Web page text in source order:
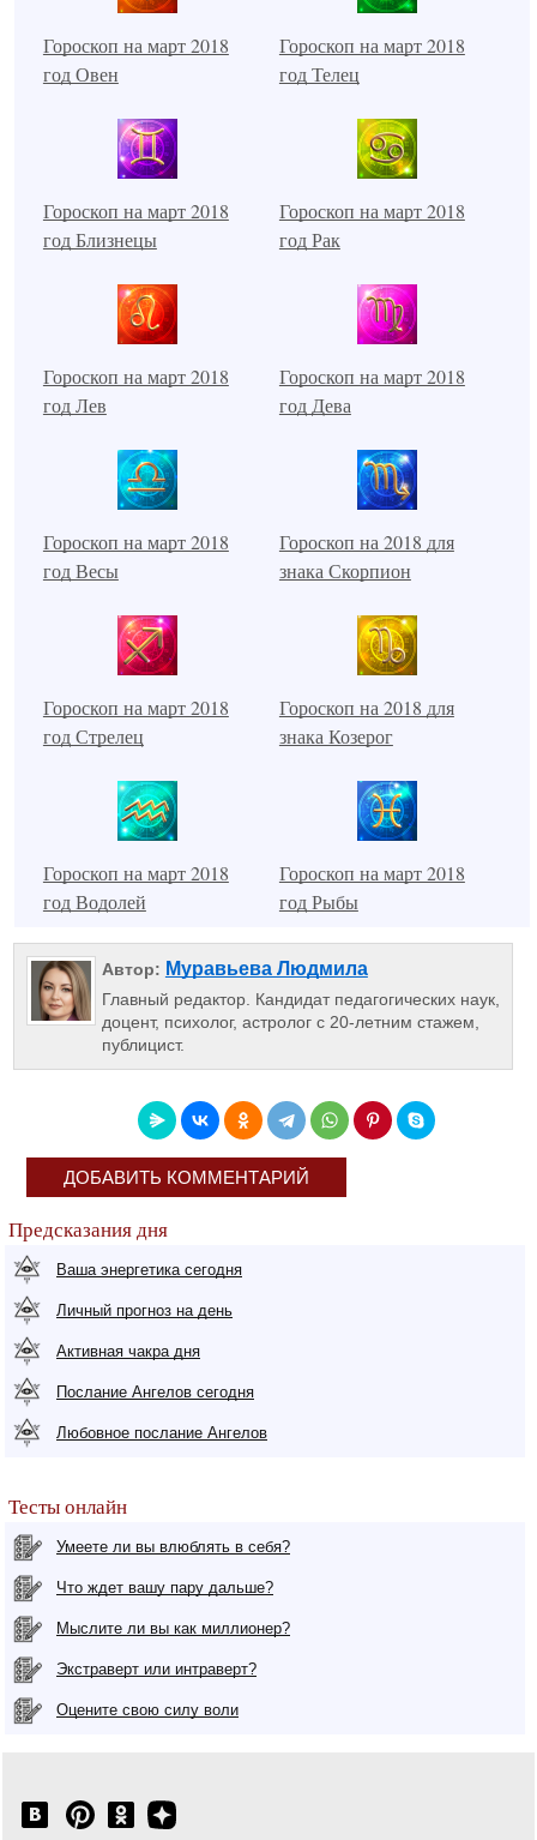
Гороскоп на март 2018
год Овен
Гороскоп на март 2018
год Телец
Гороскоп на март 2018
год Близнецы
Гороскоп на март 2018
год Рак
Гороскоп на март 2018
год Лев
Гороскоп на март 2018
год Дева
Гороскоп на март 2018
год Весы
Гороскоп на 2018 для
знака Скорпион
Гороскоп на март 2018
год Стрелец
Гороскоп на 2018 для
знака Козерог
Гороскоп на март 2018
год Водолей
Гороскоп на март 2018
год Рыбы
Автор: Муравьева Людмила
Главный редактор. Кандидат педагогических наук,
доцент, психолог, астролог с 20-летним стажем,
публицист.
ДОБАВИТЬ КОММЕНТАРИЙ
Предсказания дня
Ваша энергетика сегодня
Личный прогноз на день
Активная чакра дня
Послание Ангелов сегодня
Любовное послание Ангелов
Тесты онлайн
Умеете ли вы влюблять в себя?
Что ждет вашу пару дальше?
Мыслите ли вы как миллионер?
Экстраверт или интраверт?
Оцените свою силу воли